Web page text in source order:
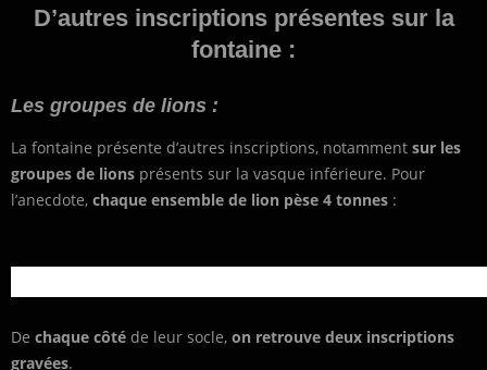
D’autres inscriptions présentes sur la
fontaine :
Les groupes de lions :
La fontaine présente d’autres inscriptions, notamment sur les
groupes de lions présents sur la vasque inférieure. Pour
l’anecdote, chaque ensemble de lion pèse 4 tonnes :
De chaque côté de leur socle, on retrouve deux inscriptions
gravées.